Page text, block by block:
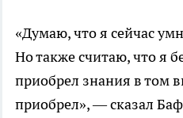
«Думаю, что я сейчас
Но также считаю, что я
приобрел знания в том
приобрел», — сказал